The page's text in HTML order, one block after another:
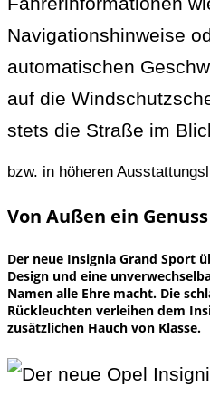
Navigationshinweise
automatischen
auf die
stets die Straße im
bzw. in höheren
Von Außen ein Genuss
Der neue Insignia Grand Sport
Design und eine
Namen alle Ehre macht. Die
Rückleuchten verleihen dem
zusätzlichen Hauch von Klasse.